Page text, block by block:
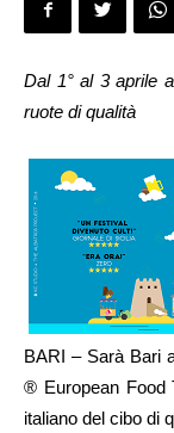
Dal 1° al 3 aprile
ruote di qualità
BARI – Sarà Bari
® European Food
italiano del cibo di